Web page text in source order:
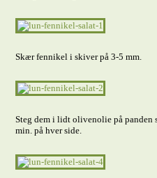
Skær fennikel i skiver på 3-5 mm.
Steg dem i lidt olivenolie på panden
min. på hver side.